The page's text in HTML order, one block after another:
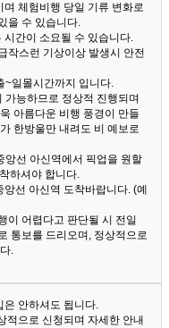
체험비행 당일 기류 변화로
을 수 있습니다.
간이 소요될 수 있습니다.
작스런 기상이상 발생시 안전
~일몰시간까지 입니다.
가능하므로 정상적 진행되며
아름다운 비행 풍경이 만들
한방울만 내려도 비 예보로
앙선 아신역에서 픽업을 원할
하셔야 합니다.
선 아신역 도착바랍니다. (예
이 어렵다고 판단될 시 전일
통보를 드리오며, 정상적으로
.
은 안하셔도 됩니다.
적으로 신청되며 자세한 안내